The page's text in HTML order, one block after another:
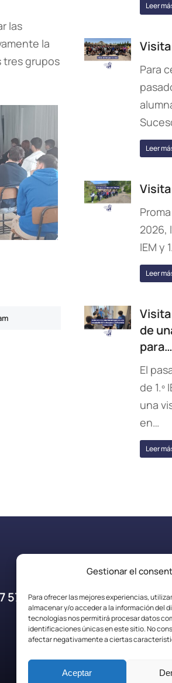
Gestionar el
Para ofrecer las mejores experiencias,
almacenar y/o acceder a la información del
tecnologías nos permitirá procesar datos
identificaciones únicas en este sitio. No
afectar negativamente a ciertas
Aceptar
las
la
tres grupos
Leer
Para
Leer
2026,
IEM y
Leer
de
para…
El
de 1.º
una
en…
Leer
57 23 23